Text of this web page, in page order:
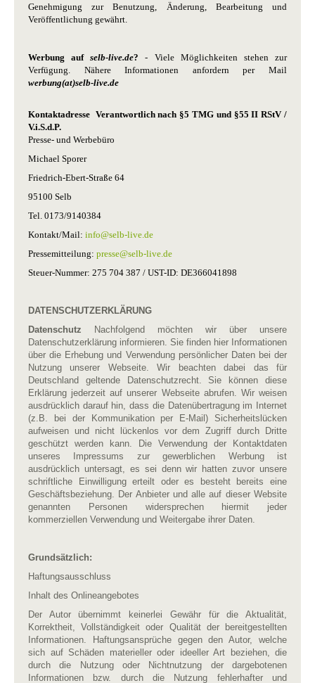
Genehmigung zur Benutzung, Änderung, Bearbeitung und
Veröffentlichung gewährt.
Werbung aufselb-live.de? - Viele Möglichkeiten stehen zur
Verfügung. Nähere Informationen anfordern per Mail
werbung(at)selb-live.de
Kontaktadresse Verantwortlich nach §5 TMG und §55 II RStV /
V.i.S.d.P.
Presse- und Werbebüro
Michael Sporer
Friedrich-Ebert-Straße 64
95100 Selb
Tel. 0173/9140384
Kontakt/Mail: info​@​selb-live.de
Pressemitteilung: presse​@​selb-live.de
Steuer-Nummer: 275 704 387 / UST-ID: DE366041898
DATENSCHUTZERKLÄRUNG
Datenschutz Nachfolgend möchten wir über unsere
Datenschutzerklärung informieren. Sie finden hier Informationen
über die Erhebung und Verwendung persönlicher Daten bei der
Nutzung unserer Webseite. Wir beachten dabei das für
Deutschland geltende Datenschutzrecht. Sie können diese
Erklärung jederzeit auf unserer Webseite abrufen. Wir weisen
ausdrücklich darauf hin, dass die Datenübertragung im Internet
(z.B. bei der Kommunikation per E-Mail) Sicherheitslücken
aufweisen und nicht lückenlos vor dem Zugriff durch Dritte
geschützt werden kann. Die Verwendung der Kontaktdaten
unseres Impressums zur gewerblichen Werbung ist
ausdrücklich untersagt, es sei denn wir hatten zuvor unsere
schriftliche Einwilligung erteilt oder es besteht bereits eine
Geschäftsbeziehung. Der Anbieter und alle auf dieser Website
genannten Personen widersprechen hiermit jeder
kommerziellen Verwendung und Weitergabe ihrer Daten.
Grundsätzlich:
Haftungsausschluss
Inhalt des Onlineangebotes
Der Autor übernimmt keinerlei Gewähr für die Aktualität,
Korrektheit, Vollständigkeit oder Qualität der bereitgestellten
Informationen. Haftungsansprüche gegen den Autor, welche
sich auf Schäden materieller oder ideeller Art beziehen, die
durch die Nutzung oder Nichtnutzung der dargebotenen
Informationen bzw. durch die Nutzung fehlerhafter und